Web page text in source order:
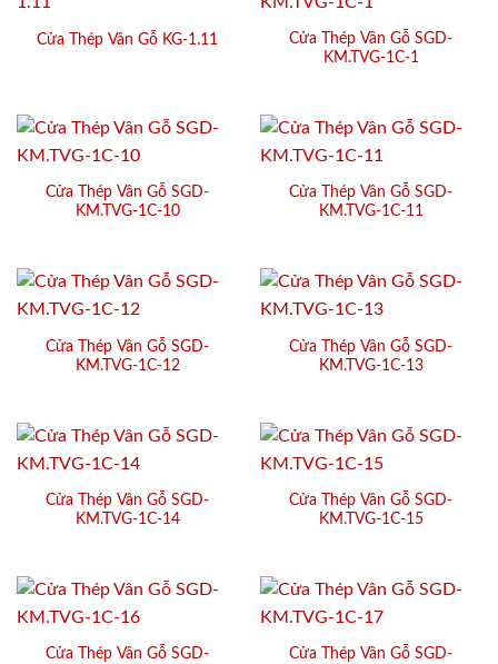
Cửa Thép Vân Gỗ KG-1.11
Cửa Thép Vân Gỗ SGD-
KM.TVG-1C-1
Cửa Thép Vân Gỗ SGD-
KM.TVG-1C-10
Cửa Thép Vân Gỗ SGD-
KM.TVG-1C-11
Cửa Thép Vân Gỗ SGD-
KM.TVG-1C-12
Cửa Thép Vân Gỗ SGD-
KM.TVG-1C-13
Cửa Thép Vân Gỗ SGD-
KM.TVG-1C-14
Cửa Thép Vân Gỗ SGD-
KM.TVG-1C-15
Cửa Thép Vân Gỗ SGD-
Cửa Thép Vân Gỗ SGD-